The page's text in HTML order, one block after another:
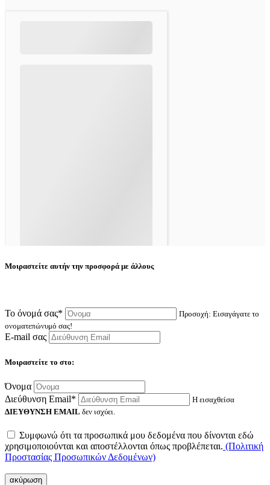
Μοιραστείτε αυτήν την προσφορά με άλλους
Το όνομά σας*
Προσοχή: Εισαγάγατε το
ονοματεπώνυμό σας!
E-mail σας
Μοιραστείτε το στο:
Όνομα
Διεύθυνση Email*
Η εισαχθείσα
ΔΙΕΥΘΥΝΣΗ EMAIL δεν ισχύει.
Συμφωνώ ότι τα προσωπικά μου δεδομένα που δίνονται εδώ
χρησιμοποιούνται και αποστέλλονται όπως προβλέπεται. (Πολιτική
Προστασίας Προσωπικών Δεδομένων)
ακύρωση